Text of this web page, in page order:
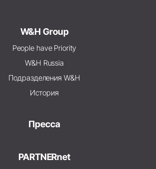
W&H Group
People have Priority
W&H Russia
Подразделения W&H
История
Пресса
PARTNERnet